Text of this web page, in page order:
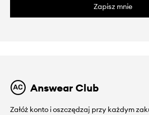
Zapisz mnie
Answear Club
Załóż konto i oszczędzaj przy każdym